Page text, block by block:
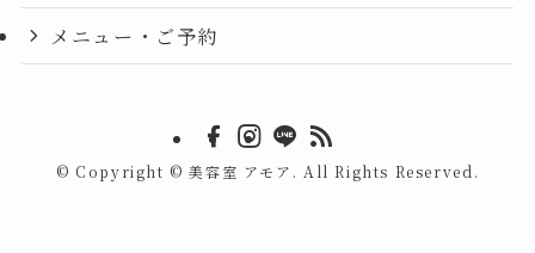
メニュー・ご予約
© Copyright © 美容室 アモア. All Rights Reserved.